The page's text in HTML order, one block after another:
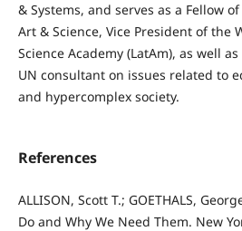
& Systems, and serves as a Fellow
Art & Science, Vice President of the
Science Academy (LatAm), as well
UN consultant on issues related to
and hypercomplex society.
References
ALLISON, Scott T.; GOETHALS,
Do and Why We Need Them. New